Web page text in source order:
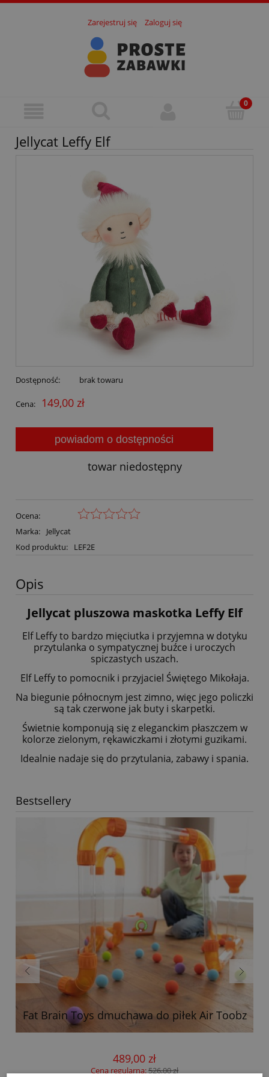
Zarejestruj się Zaloguj się
Jellycat Leffy Elf
Dostępność: brak towaru
Cena: 149,00 zł
powiadom o dostępności
towar niedostępny
Ocena:
Marka:
Jellycat
Kod produktu:
LEF2E
Opis
Jellycat pluszowa maskotka Leffy Elf
Elf Leffy to bardzo mięciutka i przyjemna w dotyku
przytulanka o sympatycznej buźce i uroczych
spiczastych uszach.
Elf Leffy to pomocnik i przyjaciel Świętego Mikołaja.
Na biegunie północnym jest zimno, więc jego policzki
są tak czerwone jak buty i skarpetki.
Świetnie komponują się z eleganckim płaszczem w
kolorze zielonym, rękawiczkami i złotymi guzikami.
Idealnie nadaje się do przytulania, zabawy i spania.
Bestsellery
Fat Brain Toys dmuchawa do piłek Air Toobz
489,00 zł
Cena regularna:526,00 zł